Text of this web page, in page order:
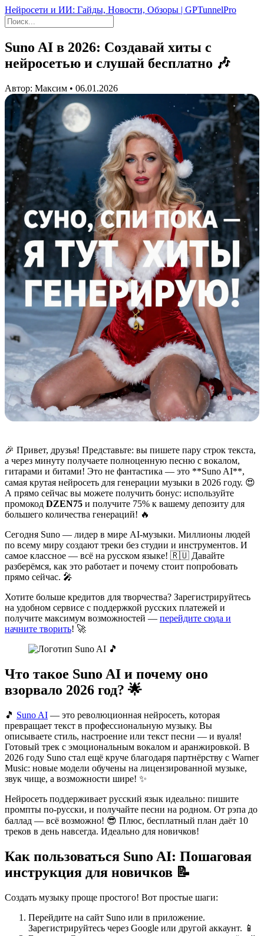
Нейросети и ИИ: Гайды, Новости, Обзоры | GPTunnelPro
Suno AI в 2026: Создавай хиты с
нейросетью и слушай бесплатно 🎶
Автор: Максим • 06.01.2026
🎉 Привет, друзья! Представьте: вы пишете пару строк текста,
а через минуту получаете полноценную песню с вокалом,
гитарами и битами! Это не фантастика — это **Suno AI**,
самая крутая нейросеть для генерации музыки в 2026 году. 😍
А прямо сейчас вы можете получить бонус: используйте
промокод DZEN75 и получите 75% к вашему депозиту для
большего количества генераций! 🔥
Сегодня Suno — лидер в мире AI-музыки. Миллионы людей
по всему миру создают треки без студии и инструментов. И
самое классное — всё на русском языке! 🇷🇺 Давайте
разберёмся, как это работает и почему стоит попробовать
прямо сейчас. 🎤
Хотите больше кредитов для творчества? Зарегистрируйтесь
на удобном сервисе с поддержкой русских платежей и
получите максимум возможностей — перейдите сюда и
начните творить! 🚀
Что такое Suno AI и почему оно
взорвало 2026 год? 🌟
🎵 Suno AI — это революционная нейросеть, которая
превращает текст в профессиональную музыку. Вы
описываете стиль, настроение или текст песни — и вуаля!
Готовый трек с эмоциональным вокалом и аранжировкой. В
2026 году Suno стал ещё круче благодаря партнёрству с Warner
Music: новые модели обучены на лицензированной музыке,
звук чище, а возможности шире! ✨
Нейросеть поддерживает русский язык идеально: пишите
промпты по-русски, и получайте песни на родном. От рэпа до
баллад — всё возможно! 😎 Плюс, бесплатный план даёт 10
треков в день навсегда. Идеально для новичков!
Как пользоваться Suno AI: Пошаговая
инструкция для новичков 📝
Создать музыку проще простого! Вот простые шаги:
Перейдите на сайт Suno или в приложение.
Зарегистрируйтесь через Google или другой аккаунт. 📱